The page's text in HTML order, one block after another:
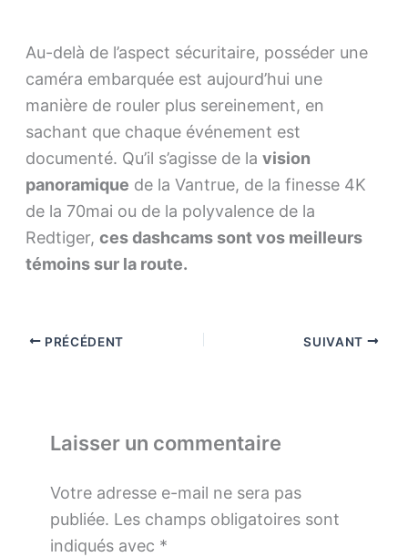
Au-delà de l’aspect sécuritaire, posséder une
caméra embarquée est aujourd’hui une
manière de rouler plus sereinement, en
sachant que chaque événement est
documenté. Qu’il s’agisse de la vision
panoramique de la Vantrue, de la finesse 4K
de la 70mai ou de la polyvalence de la
Redtiger, ces dashcams sont vos meilleurs
témoins sur la route.
PRÉCÉDENT SUIVANT
Laisser un commentaire
Votre adresse e-mail ne sera pas
publiée. Les champs obligatoires sont
indiqués avec *